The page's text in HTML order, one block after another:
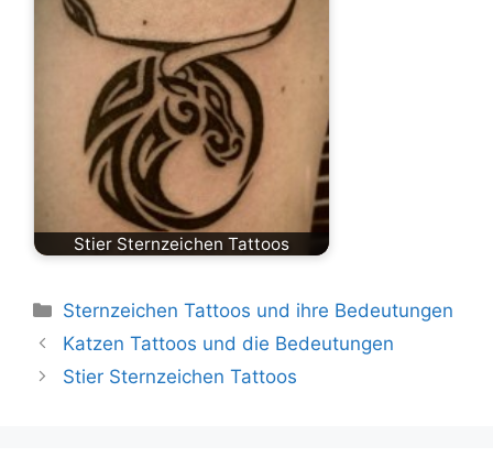
Stier Sternzeichen Tattoos
Kategorien
Sternzeichen Tattoos und ihre Bedeutungen
Katzen Tattoos und die Bedeutungen
Stier Sternzeichen Tattoos